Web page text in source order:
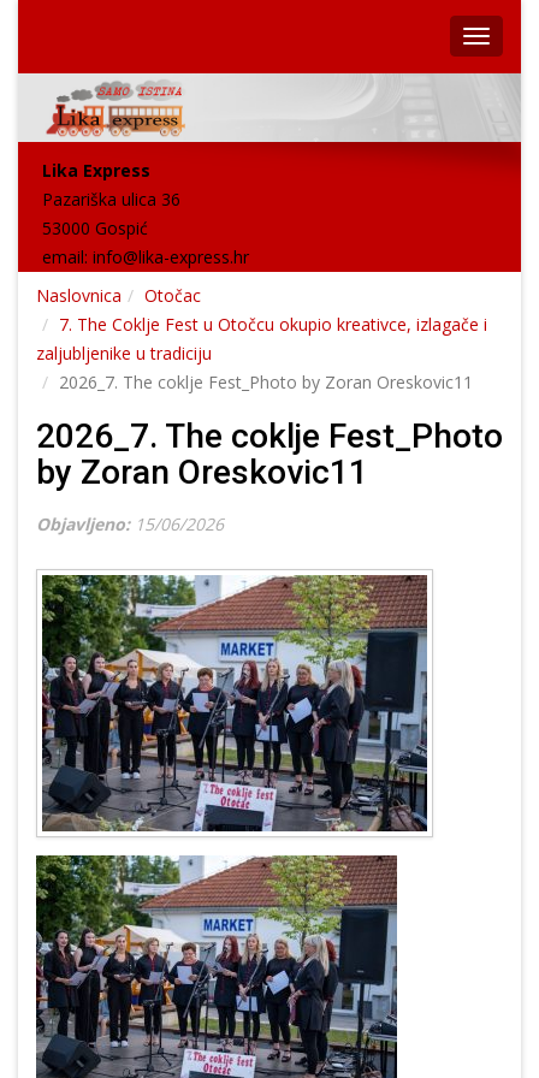
Lika Express
Pazariška ulica 36
53000 Gospić
email: info@lika-express.hr
Naslovnica
Otočac
7. The Coklje Fest u Otočcu okupio kreativce, izlagače i
zaljubljenike u tradiciju
2026_7. The coklje Fest_Photo by Zoran Oreskovic11
2026_7. The coklje Fest_Photo
by Zoran Oreskovic11
Objavljeno: 15/06/2026